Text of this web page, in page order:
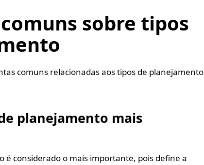
sobre tipos
comuns relacionadas aos tipos de planejamento
planejamento mais
é considerado o mais importante, pois define a